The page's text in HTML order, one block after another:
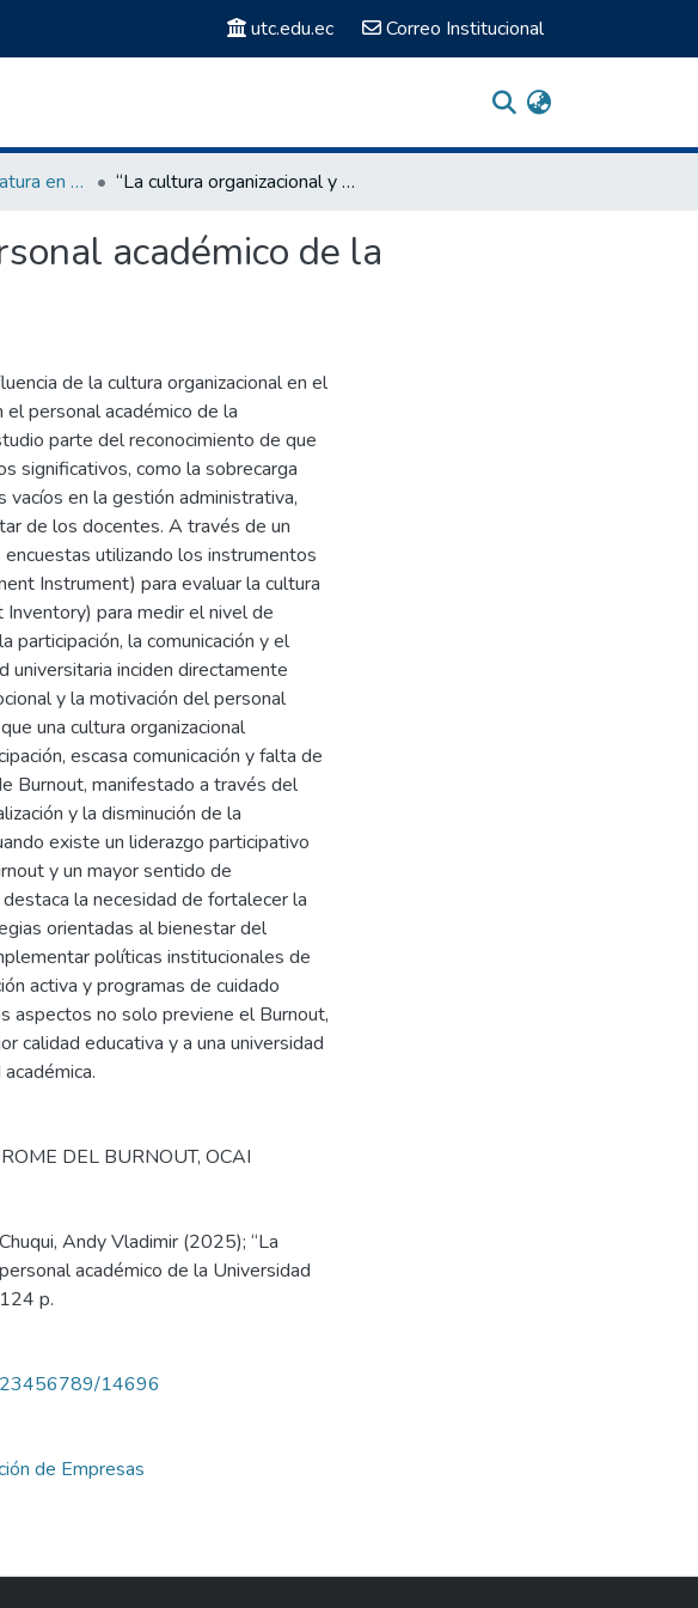
utc.edu.ec Correo Institucional
Titulación - Licenciatura en Administración de Empresas “La cultura organizacional y el burnout del personal académico de la Universidad Técnica de Cotopaxi”
académico de la
de la cultura organizacional en el
personal académico de la
parte del reconocimiento de que
significativos, como la sobrecarga
en la gestión administrativa,
de los docentes. A través de un
utilizando los instrumentos
Instrument) para evaluar la cultura
para medir el nivel de
participación, la comunicación y el
universitaria inciden directamente
y la motivación del personal
una cultura organizacional
escasa comunicación y falta de
Burnout, manifestado a través del
y la disminución de la
existe un liderazgo participativo
y un mayor sentido de
la necesidad de fortalecer la
orientadas al bienestar del
políticas institucionales de
activa y programas de cuidado
aspectos no solo previene el Burnout,
calidad educativa y a una universidad
DEL BURNOUT, OCAI
Andy Vladimir (2025); “La
académico de la Universidad
p.
14696
de Empresas